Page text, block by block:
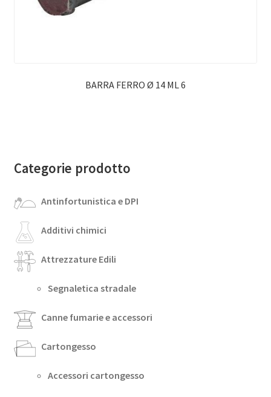
BARRA FERRO Ø 14 ML 6
Categorie prodotto
Antinfortunistica e DPI
Additivi chimici
Attrezzature Edili
Segnaletica stradale
Canne fumarie e accessori
Cartongesso
Accessori cartongesso